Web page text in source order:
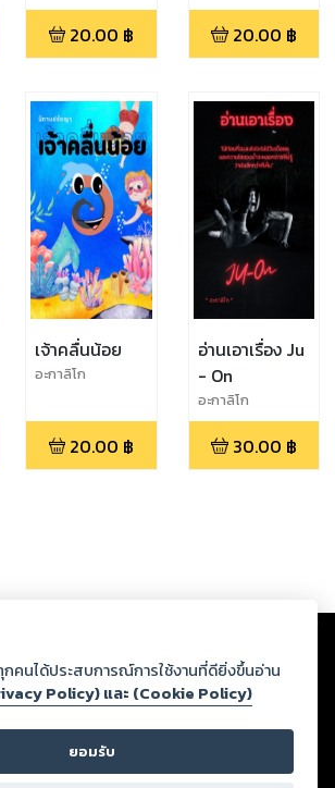
20.00 ฿ 20.00 ฿
เจ้าคลื่นน้อย
อะกาลิโก
20.00 ฿
อ่านเอาเรื่อง Ju
- On
อะกาลิโก
30.00 ฿
ปโหลดผ่านเว็บไซต์และปรากฏว่าละเมิดสิทธิใน
คลอื่นหรือขัดต่อกฎหมายและศีลธรรม ดังนั้น ผู้อ่าน
ณในการกลั่นกรองด้วยตนเอง และหากท่านพบว่าส่วน
ละศีลธรรม กรุณาแจ้งมายังบริษัท เพื่อทีมงานจะได้
างสตอรี่ล็อกขอสงวนลิขสิทธิ์ตามพระราชบัญญัติ
สุด)
กคนได้ประสบการณ์การใช้งานที่ดียิ่งขึ้นอ่าน
Policy) และ (Cookie Policy)
ยอมรับ